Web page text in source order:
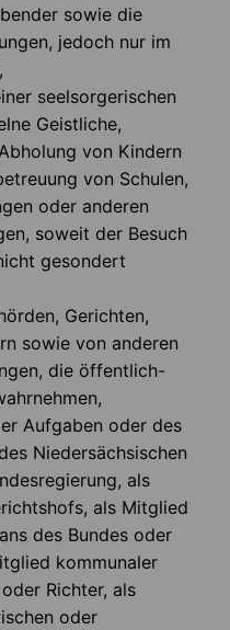
sowie die
jedoch nur im
seelsorgerischen
Geistliche,
von Kindern
von Schulen,
oder anderen
soweit der Besuch
gesondert
Gerichten,
sowie von anderen
die öffentlich-
Aufgaben oder des
Niedersächsischen
als
als Mitglied
des Bundes oder
kommunaler
Richter, als
oder